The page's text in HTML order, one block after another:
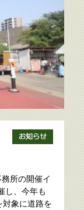
所の開催イ
し、今年も
対象に道路を